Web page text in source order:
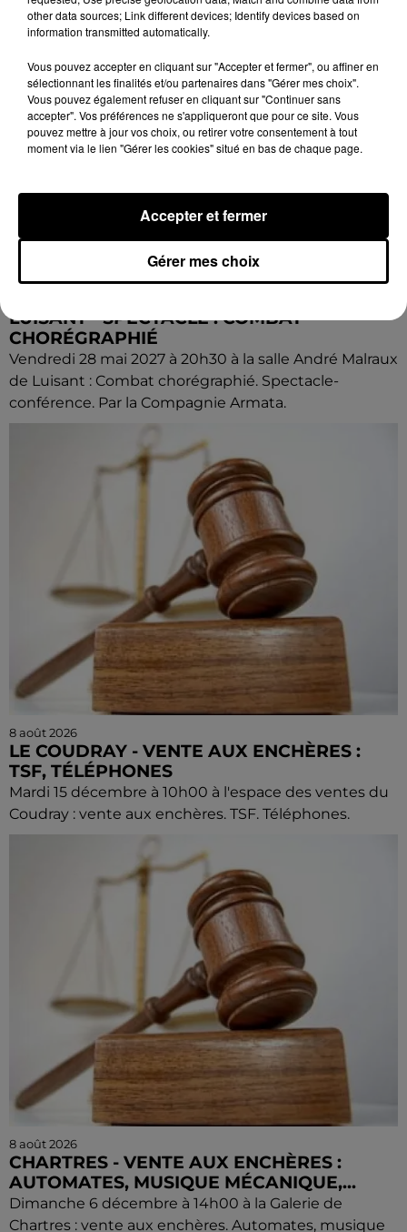
LUISANT - SPECTACLE : COMBAT
CHORÉGRAPHIÉ
Vendredi 28 mai 2027 à 20h30 à la salle André Malraux
de Luisant : Combat chorégraphié. Spectacle-
conférence. Par la Compagnie Armata.
8 août 2026
LE COUDRAY - VENTE AUX ENCHÈRES :
TSF, TÉLÉPHONES
Mardi 15 décembre à 10h00 à l'espace des ventes du
Coudray : vente aux enchères. TSF. Téléphones.
8 août 2026
CHARTRES - VENTE AUX ENCHÈRES :
AUTOMATES, MUSIQUE MÉCANIQUE,...
Dimanche 6 décembre à 14h00 à la Galerie de
Chartres : vente aux enchères. Automates, musique
other data sources; Link different devices; Identify devices based on
information transmitted automatically.
Vous pouvez accepter en cliquant sur "Accepter et fermer", ou affiner en
sélectionnant les finalités et/ou partenaires dans "Gérer mes choix".
Vous pouvez également refuser en cliquant sur "Continuer sans
accepter". Vos préférences ne s'appliqueront que pour ce site. Vous
pouvez mettre à jour vos choix, ou retirer votre consentement à tout
moment via le lien "Gérer les cookies" situé en bas de chaque page.
Gérer mes choix
Accepter et fermer